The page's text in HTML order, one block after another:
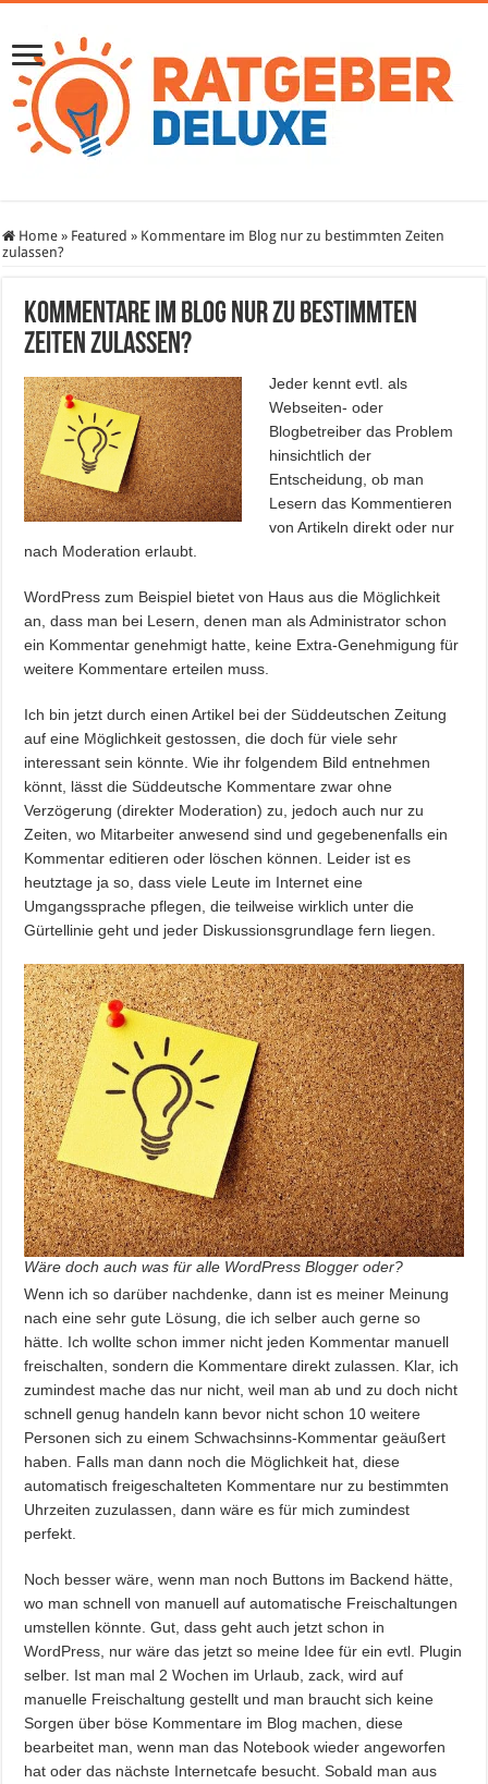
Home » Featured » Kommentare im Blog nur zu bestimmten Zeiten
zulassen?
Kommentare im Blog nur zu bestimmten
Zeiten zulassen?
Jeder kennt evtl. als
Webseiten- oder
Blogbetreiber das Problem
hinsichtlich der
Entscheidung, ob man
Lesern das Kommentieren
von Artikeln direkt oder nur
nach Moderation erlaubt.
WordPress zum Beispiel bietet von Haus aus die Möglichkeit
an, dass man bei Lesern, denen man als Administrator schon
ein Kommentar genehmigt hatte, keine Extra-Genehmigung für
weitere Kommentare erteilen muss.
Ich bin jetzt durch einen Artikel bei der Süddeutschen Zeitung
auf eine Möglichkeit gestossen, die doch für viele sehr
interessant sein könnte. Wie ihr folgendem Bild entnehmen
könnt, lässt die Süddeutsche Kommentare zwar ohne
Verzögerung (direkter Moderation) zu, jedoch auch nur zu
Zeiten, wo Mitarbeiter anwesend sind und gegebenenfalls ein
Kommentar editieren oder löschen können. Leider ist es
heutztage ja so, dass viele Leute im Internet eine
Umgangssprache pflegen, die teilweise wirklich unter die
Gürtellinie geht und jeder Diskussionsgrundlage fern liegen.
Wäre doch auch was für alle WordPress Blogger oder?
Wenn ich so darüber nachdenke, dann ist es meiner Meinung
nach eine sehr gute Lösung, die ich selber auch gerne so
hätte. Ich wollte schon immer nicht jeden Kommentar manuell
freischalten, sondern die Kommentare direkt zulassen. Klar, ich
zumindest mache das nur nicht, weil man ab und zu doch nicht
schnell genug handeln kann bevor nicht schon 10 weitere
Personen sich zu einem Schwachsinns-Kommentar geäußert
haben. Falls man dann noch die Möglichkeit hat, diese
automatisch freigeschalteten Kommentare nur zu bestimmten
Uhrzeiten zuzulassen, dann wäre es für mich zumindest
perfekt.
Noch besser wäre, wenn man noch Buttons im Backend hätte,
wo man schnell von manuell auf automatische Freischaltungen
umstellen könnte. Gut, dass geht auch jetzt schon in
WordPress, nur wäre das jetzt so meine Idee für ein evtl. Plugin
selber. Ist man mal 2 Wochen im Urlaub, zack, wird auf
manuelle Freischaltung gestellt und man braucht sich keine
Sorgen über böse Kommentare im Blog machen, diese
bearbeitet man, wenn man das Notebook wieder angeworfen
hat oder das nächste Internetcafe besucht. Sobald man aus